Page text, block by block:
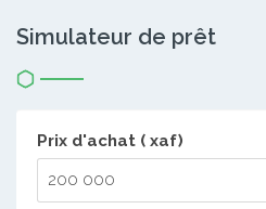
Simulateur de prêt
Prix d'achat ( xaf)